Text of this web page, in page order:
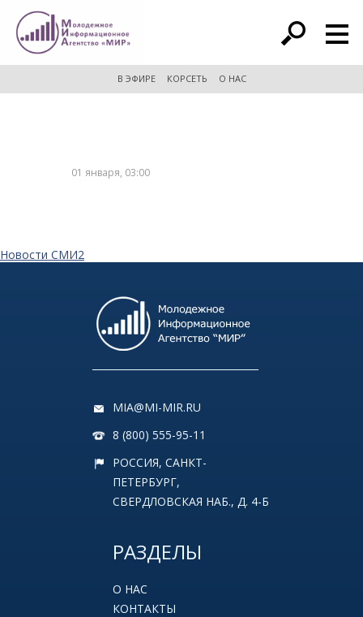
расширенный поиск
В ЭФИРЕ КОРСЕТЬ О НАС
01 января, 03:00
Новости СМИ2
MIA@MI-MIR.RU
8 (800) 555-95-11
РОССИЯ, САНКТ-
ПЕТЕРБУРГ,
СВЕРДЛОВСКАЯ НАБ., Д. 4-Б
РАЗДЕЛЫ
О НАС
КОНТАКТЫ